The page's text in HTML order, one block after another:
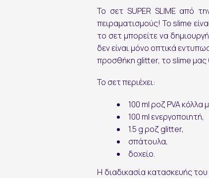
Το σετ SUPER SLIME από
πειραματισμούς! Το slime
το σετ μπορείτε να
δεν είναι μόνο οπτικά
προσθήκη glitter, το slime μας
Το σετ περιέχει:
100 ml ροζ PVA κόλλα
100 ml ενεργοποιητή,
1.5 g ροζ glitter,
σπάτουλα,
δοχείο.
Η διαδικασία κατασκευής
Εγγραφή στο Newsletter